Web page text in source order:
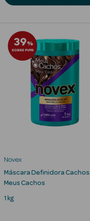
Corporais
Acessórios
Ver Tudo
Séruns Faciais
39%
SOBRE PVPR
Novex
Máscara Definidora Cachos
Meus Cachos
1 kg